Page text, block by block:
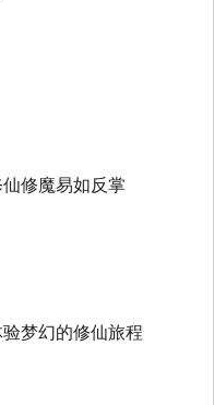
修魔易如反掌
梦幻的修仙旅程